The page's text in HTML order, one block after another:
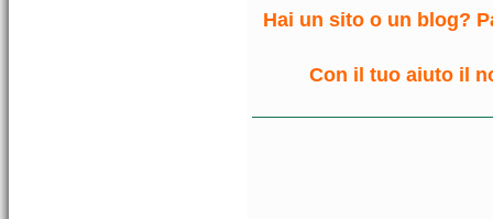
Hai un sito o un blog?
Con il tuo aiuto il